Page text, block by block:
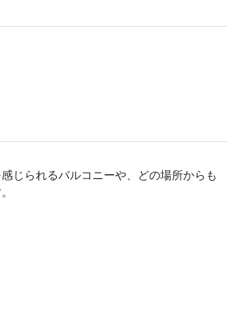
じられるバルコニーや、どの場所からも